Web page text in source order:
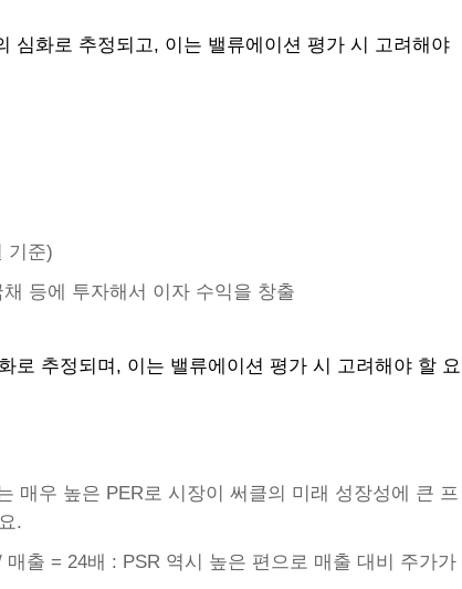
심화로 추정되고, 이는 밸류에이션 평가 시 고려해야
기준)
등에 투자해서 이자 수익을 창출
로 추정되며, 이는 밸류에이션 평가 시 고려해야 할 요
매우 높은 PER로 시장이 써클의 미래 성장성에 큰 프
.
출 = 24배 : PSR 역시 높은 편으로 매출 대비 주가가